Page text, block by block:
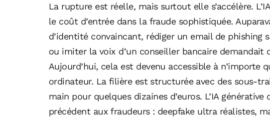
La rupture est réelle, mais surtout elle s’accélère.
le coût d’entrée dans la fraude sophistiquée.
d’identité convaincant, rédiger un email de phishing
ou imiter la voix d’un conseiller bancaire demandait
Aujourd’hui, cela est devenu accessible à n’importe
ordinateur. La filière est structurée avec des sous-
main pour quelques dizaines d’euros. L’IA
précédent aux fraudeurs : deepfake ultra réalistes,